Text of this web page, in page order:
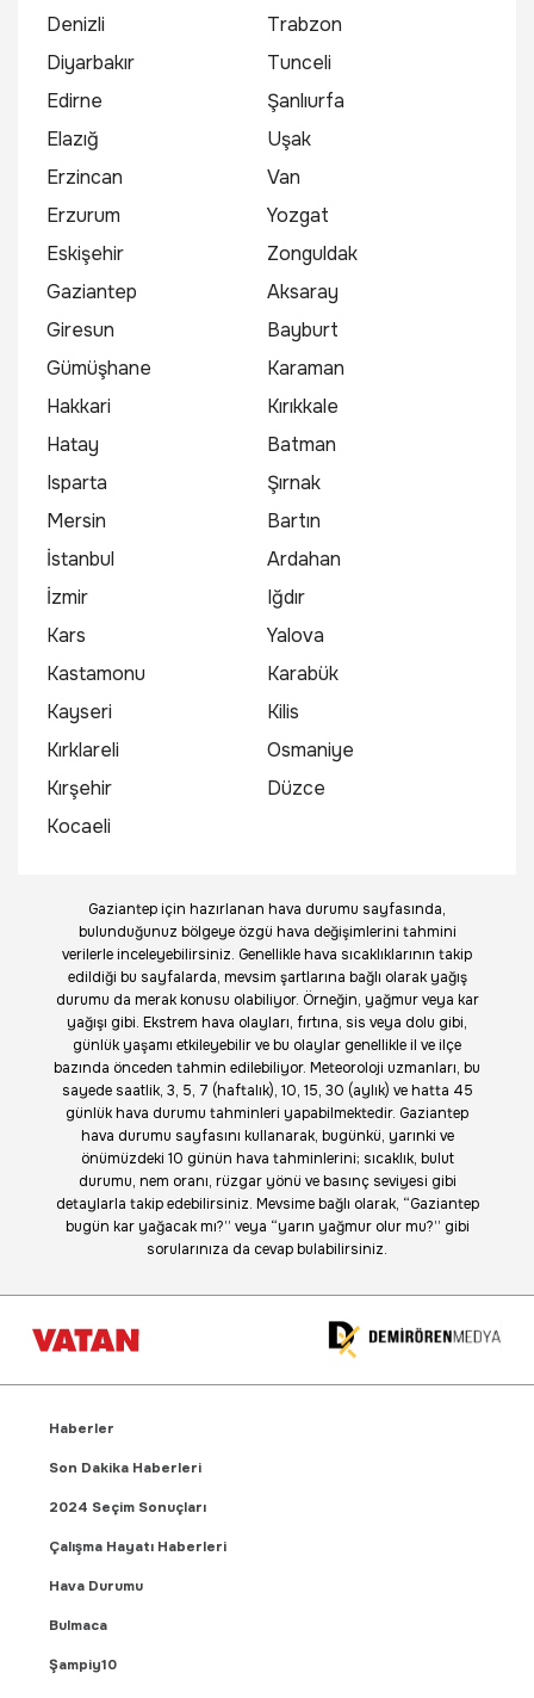
Denizli
Diyarbakır
Edirne
Elazığ
Erzincan
Erzurum
Eskişehir
Gaziantep
Giresun
Gümüşhane
Hakkari
Hatay
Isparta
Mersin
İstanbul
İzmir
Kars
Kastamonu
Kayseri
Kırklareli
Kırşehir
Kocaeli
Trabzon
Tunceli
Şanlıurfa
Uşak
Van
Yozgat
Zonguldak
Aksaray
Bayburt
Karaman
Kırıkkale
Batman
Şırnak
Bartın
Ardahan
Iğdır
Yalova
Karabük
Kilis
Osmaniye
Düzce
Gaziantep için hazırlanan hava durumu sayfasında,
bulunduğunuz bölgeye özgü hava değişimlerini tahmini
verilerle inceleyebilirsiniz. Genellikle hava sıcaklıklarının takip
edildiği bu sayfalarda, mevsim şartlarına bağlı olarak yağış
durumu da merak konusu olabiliyor. Örneğin, yağmur veya kar
yağışı gibi. Ekstrem hava olayları, fırtına, sis veya dolu gibi,
günlük yaşamı etkileyebilir ve bu olaylar genellikle il ve ilçe
bazında önceden tahmin edilebiliyor. Meteoroloji uzmanları, bu
sayede saatlik, 3, 5, 7 (haftalık), 10, 15, 30 (aylık) ve hatta 45
günlük hava durumu tahminleri yapabilmektedir. Gaziantep
hava durumu sayfasını kullanarak, bugünkü, yarınki ve
önümüzdeki 10 günün hava tahminlerini; sıcaklık, bulut
durumu, nem oranı, rüzgar yönü ve basınç seviyesi gibi
detaylarla takip edebilirsiniz. Mevsime bağlı olarak, “Gaziantep
bugün kar yağacak mı?” veya “yarın yağmur olur mu?” gibi
sorularınıza da cevap bulabilirsiniz.
Haberler
Son Dakika Haberleri
2024 Seçim Sonuçları
Çalışma Hayatı Haberleri
Hava Durumu
Bulmaca
Şampiy10